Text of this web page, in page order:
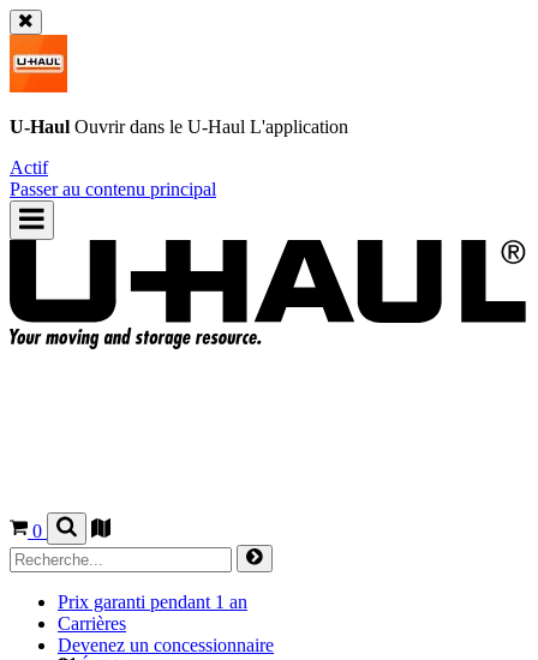
U-Haul Ouvrir dans le U-Haul L'application
Actif
Passer au contenu principal
0
Prix garanti pendant 1 an
Carrières
Devenez un concessionnaire